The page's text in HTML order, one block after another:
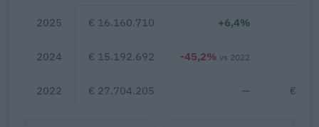
2025 € 16.160.710 +6,4%
2024 € 15.192.692 -45,2% vs 2022
2022 € 27.704.205 — €